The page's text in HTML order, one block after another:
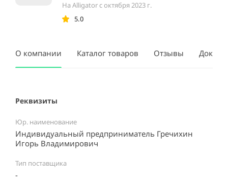
На Alligator с октября 2023 г.
5.0
О компании Каталог товаров Отзывы
Реквизиты
Юр. наименование
Индивидуальный предприниматель Гречихин
Игорь Владимирович
Тип поставщика
-